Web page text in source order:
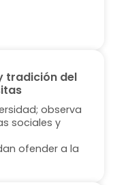
tradición del
observa
sociales y
ofender a la